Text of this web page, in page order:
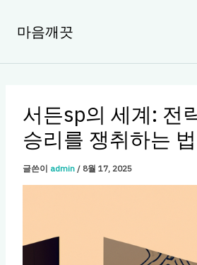
건
마음깨끗
서든sp의 세계: 전
승리를 쟁취하는
글쓴이 admin / 8월 17, 2025